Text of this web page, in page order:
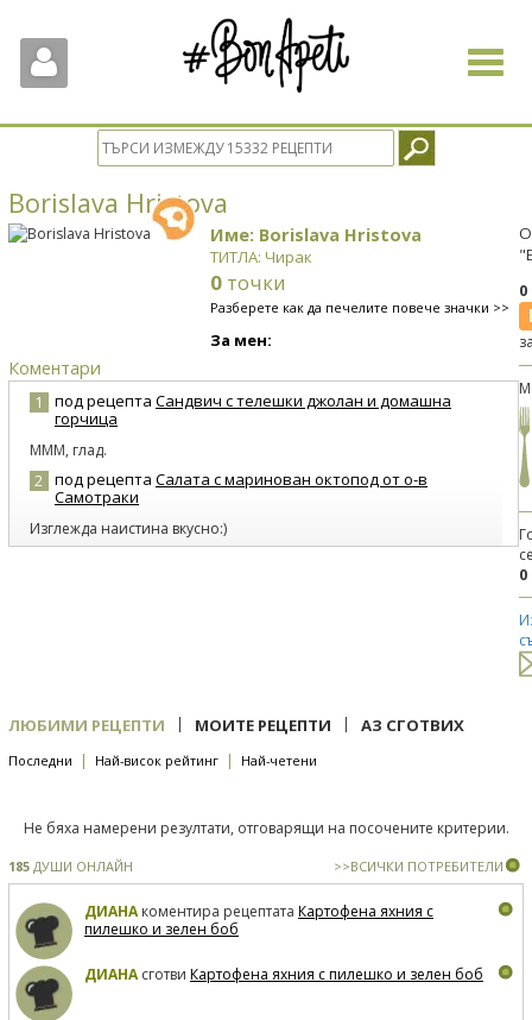
Toggle
Borislava Hristova
Име: Borislava Hristova
ТИТЛА: Чирак
0 точки
Разберете как да печелите повече значки >>
За мен:
Коментари
1 под рецепта Сандвич с телешки джолан и домашна
горчица
МММ, глад.
2 под рецепта Салата с маринован октопод от о-в
Самотраки
Изглежда наистина вкусно:)
0
ЛЮБИМИ РЕЦЕПТИ | МОИТЕ РЕЦЕПТИ | АЗ СГОТВИХ
Последни | Най-висок рейтинг | Най-четени
Не бяха намерени резултати, отговарящи на посочените критерии.
185 ДУШИ ОНЛАЙН >>ВСИЧКИ ПОТРЕБИТЕЛИ
ДИАНАкоментира рецептата Картофена яхния с
пилешко и зелен боб
ДИАНАсготви Картофена яхния с пилешко и зелен боб